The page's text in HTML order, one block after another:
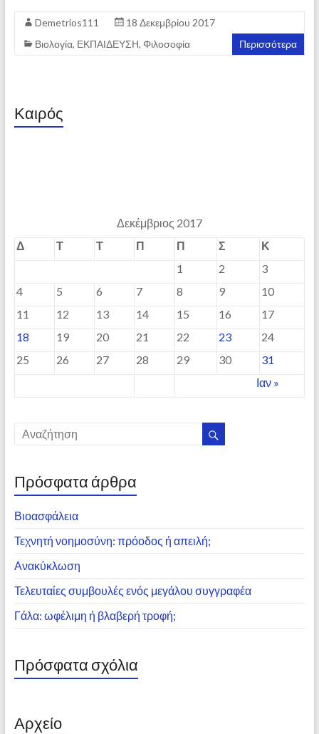
Demetrios111
18 Δεκεμβρίου 2017
Βιολογία, ΕΚΠΑΙΔΕΥΣΗ, Φιλοσοφία Περισσότερα
Καιρός
Δεκέμβριος 2017
Δ
Τ Τ Π Π Σ Κ
Ιαν »
1 2
3
4
5 6 7 8 9
10
11
12 13 14 15 16
17
18
19 20 21 22 23
24
25
26 27 28 29 30 31
Πρόσφατα άρθρα
Βιοασφάλεια
Τεχνητή νοημοσύνη: πρόοδος ή απειλή;
Ανακύκλωση
Τελευταίες συμβουλές ενός μεγάλου συγγραφέα
Γάλα: ωφέλιμη ή βλαβερή τροφή;
Πρόσφατα σχόλια
Αρχείο